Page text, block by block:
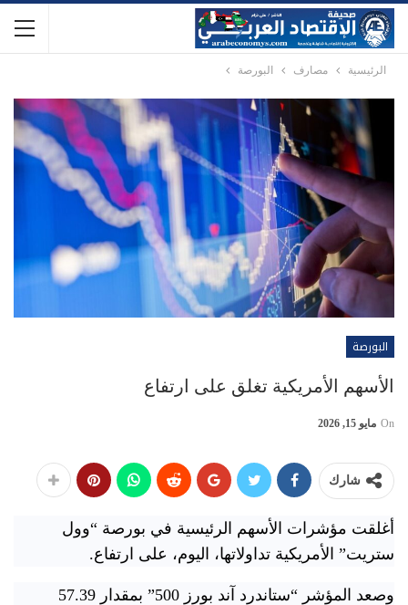
الرئيسية مصارف البورصة
البورصة
الأسهم الأمريكية تغلق على ارتفاع
On مايو 15, 2026
شارك
أغلقت مؤشرات الأسهم الرئيسية في بورصة “وول
ستريت” الأمريكية تداولاتها، اليوم، على ارتفاع.
وصعد المؤشر “ستاندرد آند بورز 500” ‌بمقدار 57.39